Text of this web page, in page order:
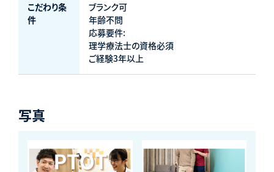
こだわり条
件
ブランク可
年齢不問
応募要件:
理学療法士の資格必須
ご経験3年以上
写真